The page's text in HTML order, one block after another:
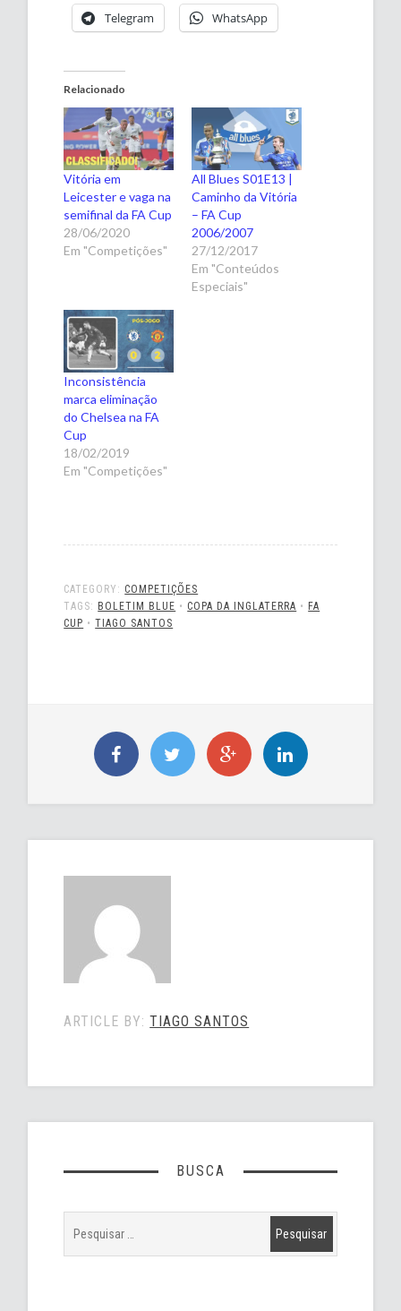
Telegram WhatsApp
Relacionado
Vitória em
Leicester e vaga na
semifinal da FA Cup
28/06/2020
Em "Competições"
All Blues S01E13 |
Caminho da Vitória
– FA Cup
2006/2007
27/12/2017
Em "Conteúdos
Especiais"
Inconsistência
marca eliminação
do Chelsea na FA
Cup
18/02/2019
Em "Competições"
CATEGORY: COMPETIÇÕES
TAGS: BOLETIM BLUE • COPA DA INGLATERRA • FA
CUP •TIAGO SANTOS
ARTICLE BY:TIAGO SANTOS
BUSCA